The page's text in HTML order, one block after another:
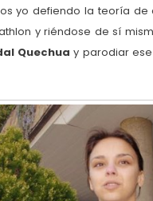
yo defiendo la teoría de
y riéndose de sí
Quechua y parodiar